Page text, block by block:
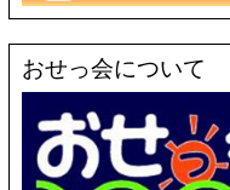
おせっ会について